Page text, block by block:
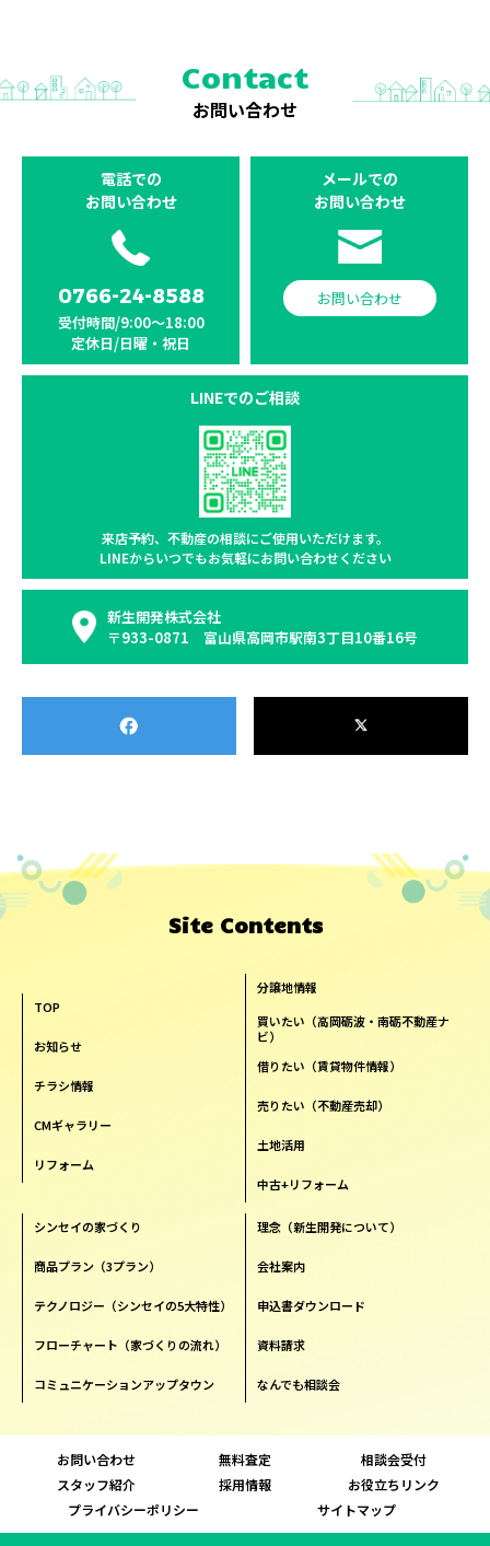
Contact
お問い合わせ
電話での
お問い合わせ
0766-24-8588
受付時間/9:00〜18:00
定休日/日曜・祝日
メールでの
お問い合わせ
お問い合わせ
LINEでのご相談
来店予約、不動産の相談にご使用いただけます。
LINEからいつでもお気軽にお問い合わせください
新生開発株式会社
〒933-0871 富山県高岡市駅南3丁目10番16号
Site Contents
TOP
お知らせ
チラシ情報
CMギャラリー
リフォーム
分譲地情報
買いたい（高岡砺波・南砺不動産ナ
ビ）
借りたい（賃貸物件情報）
売りたい（不動産売却）
土地活用
中古+リフォーム
シンセイの家づくり
商品プラン（3プラン）
テクノロジー（シンセイの5大特性）
フローチャート（家づくりの流れ）
コミュニケーションアップタウン
理念（新生開発について）
会社案内
申込書ダウンロード
資料請求
なんでも相談会
お問い合わせ 無料査定
相談会受付
スタッフ紹介
採用情報
お役立ちリンク
プライバシーポリシー
サイトマップ